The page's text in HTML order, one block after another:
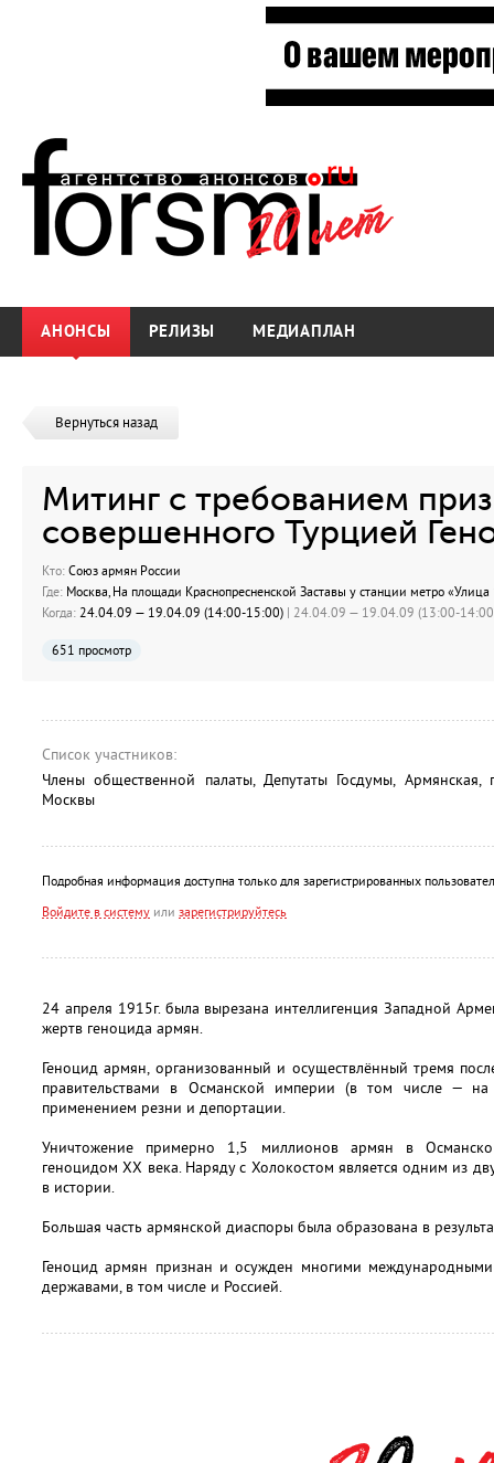
АНОНСЫ РЕЛИЗЫ МЕДИАПЛАН
Вернуться назад
Митинг с требованием
совершенного Турцией
Кто: Союз армян России
Где: Москва, На площади Краснопресненской Заставы у станции метро
Когда: 24.04.09 — 19.04.09 (14:00-15:00) | 24.04.09 — 19.04.09 (13:00-
651 просмотр
Список участников:
Члены общественной палаты, Депутаты Госдумы,
Москвы
Подробная информация доступна только для зарегистрированных
Войдите в систему или зарегистрируйтесь
24 апреля 1915г. была вырезана интеллигенция Западной
жертв геноцида армян.
Геноцид армян, организованный и осуществлённый тремя
правительствами в Османской империи (в том числе —
применением резни и депортации.
Уничтожение примерно 1,5 миллионов армян в
геноцидом XX века. Наряду с Холокостом является одним из
в истории.
Большая часть армянской диаспоры была образована в
Геноцид армян признан и осужден многими
державами, в том числе и Россией.